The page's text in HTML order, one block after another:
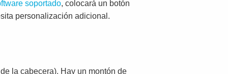
soportado, colocará un botón
personalización adicional.
la cabecera). Hay un montón de